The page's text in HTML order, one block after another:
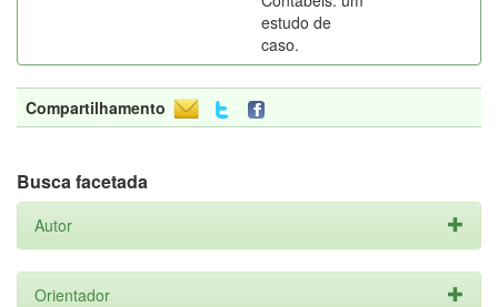
estudo de
caso.
Compartilhamento
Busca facetada
Autor
Orientador